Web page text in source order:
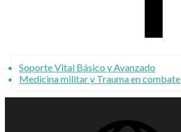
Soporte Vital Básico y Avanzado
Medicina militar y Trauma en combate